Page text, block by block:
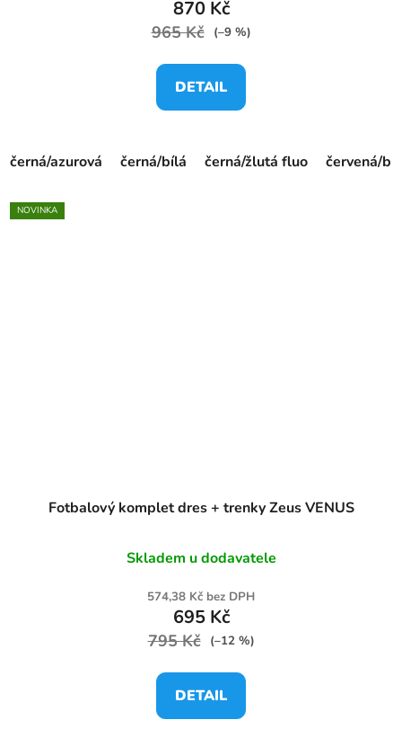
870 Kč
965 Kč (–9 %)
DETAIL
černá/azurová černá/bílá černá/žlutá fluo červená/
NOVINKA
Fotbalový komplet dres + trenky Zeus VENUS
Skladem u dodavatele
574,38 Kč bez DPH
695 Kč
795 Kč (–12 %)
DETAIL